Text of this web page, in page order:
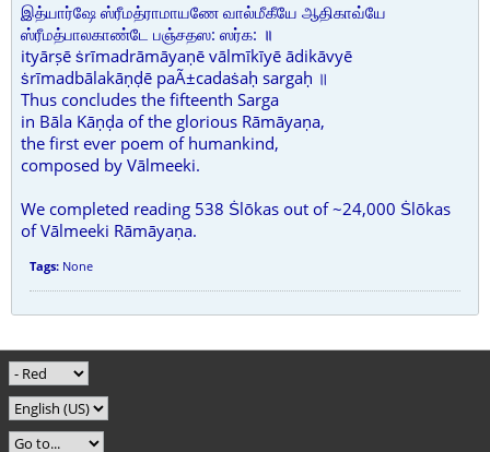
இத்யார்ஷே ஸ்ரீமத்ராமாயணே வால்மீகீயே ஆதிகாவ்யே
ஸ்ரீமத்பாலகாண்டே பஞ்சதஸ: ஸர்க: ॥
ityārṣē ṡrīmadrāmāyaṇē vālmīkīyē ādikāvyē
ṡrīmadbālakāṇḍē paÃ±cadaṡaḥ sargaḥ ॥
Thus concludes the fifteenth Sarga
in Bāla Kāṇḍa of the glorious Rāmāyaṇa,
the first ever poem of humankind,
composed by Vālmeeki.
We completed reading 538 Ṡlōkas out of ~24,000 Ṡlōkas
of Vālmeeki Rāmāyaṇa.
Tags: None